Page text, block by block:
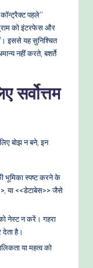
पहले”
को इंटरफेस और
इससे यह सुनिश्चित
नहीं करते, बशर्ते
सर्वोत्तम
बोझ न बने, इन
भूमिका स्पष्ट करने के
या <<डेटाबेस>> जैसे
नेस्ट न करें। गहरा
है।
या महत्व को